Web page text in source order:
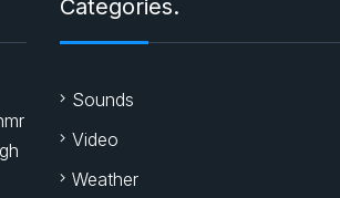
Categories.
Sounds
Video
Weather